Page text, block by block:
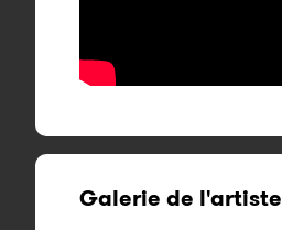
Galerie de l'artiste